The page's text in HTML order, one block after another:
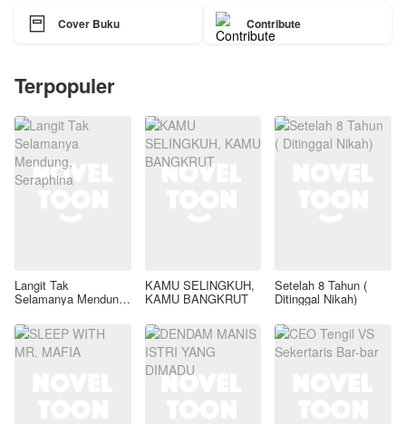
 Cover Buku Contribute
Terpopuler
Langit Tak
Selamanya Mendung,
KAMU SELINGKUH,
KAMU BANGKRUT
Setelah 8 Tahun (
Ditinggal Nikah)